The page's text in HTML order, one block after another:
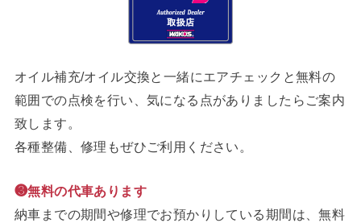
オイル補充/オイル交換と一緒にエアチェックと無料の
範囲での点検を行い、気になる点がありましたらご案内
致します。
各種整備、修理もぜひご利用ください。
❸無料の代車あります
納車までの期間や修理でお預かりしている期間は、無料